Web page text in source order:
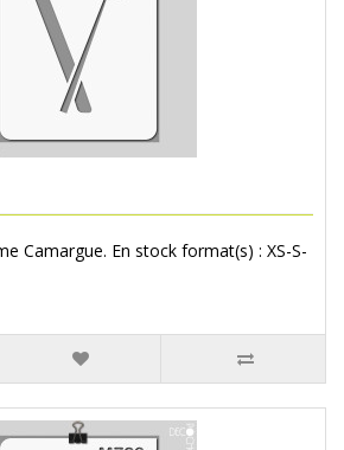
Camargue. En stock format(s) : XS-S-